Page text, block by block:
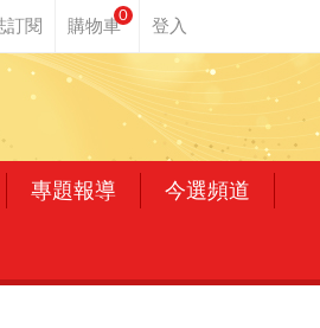
0
專題報導 今選頻道